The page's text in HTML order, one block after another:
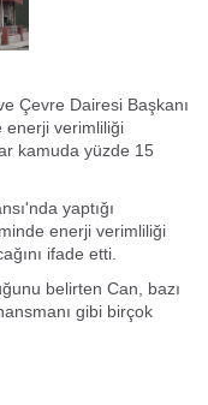
Çevre Dairesi Başkanı
enerji verimliliği
kamuda yüzde 15
yaptığı
enerji verimliliği
ifade etti.
belirten Can, bazı
gibi birçok